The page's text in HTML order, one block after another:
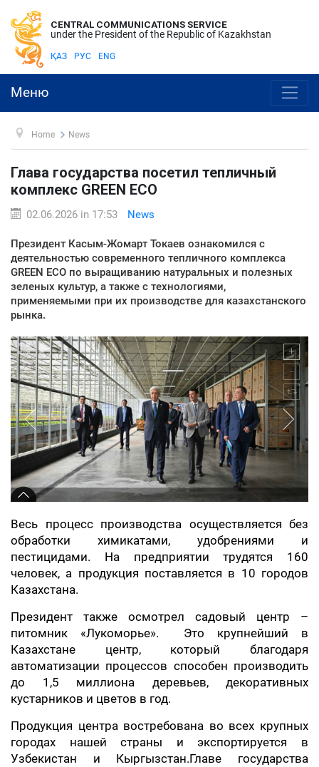
CENTRAL COMMUNICATIONS SERVICE
under the President of the Republic of Kazakhstan
ҚАЗ РУС ENG
Меню
Home News
Глава государства посетил тепличный
комплекс GREEN ЕСО
02.06.2026 in 17:53 News
Президент Касым-Жомарт Токаев ознакомился с
деятельностью современного тепличного комплекса
GREEN ЕСО по выращиванию натуральных и полезных
зеленых культур, а также с технологиями,
применяемыми при их производстве для казахстанского
рынка.
Весь процесс производства осуществляется без
обработки химикатами, удобрениями и
пестицидами. На предприятии трудятся 160
человек, а продукция поставляется в 10 городов
Казахстана.
Президент также осмотрел садовый центр –
питомник «Лукоморье». Это крупнейший в
Казахстане центр, который благодаря
автоматизации процессов способен производить
до 1,5 миллиона деревьев, декоративных
кустарников и цветов в год.
Продукция центра востребована во всех крупных
городах нашей страны и экспортируется в
Узбекистан и Кыргызстан.Главе государства